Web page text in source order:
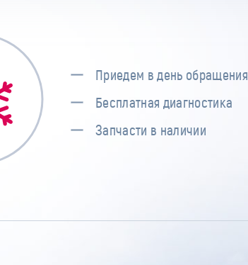
Приедем в день обращения
Бесплатная диагностика
Запчасти в наличии